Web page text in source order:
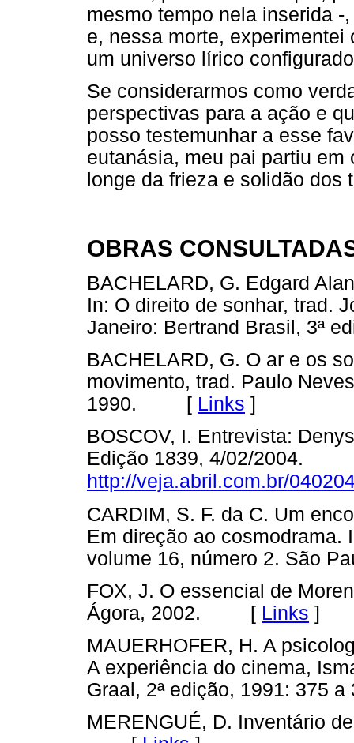
mesmo tempo nela inserida
e, nessa morte,
um universo lírico
Se considerarmos como
perspectivas para a ação e
posso testemunhar a esse
eutanásia, meu pai partiu
longe da frieza e solidão
OBRAS
BACHELARD, G. Edgard
In: O direito de sonhar, trad.
Janeiro: Bertrand Brasil,
BACHELARD, G. O ar e os
movimento, trad. Paulo
1990. [ Links ]
BOSCOV, I. Entrevista:
Edição 1839, 4/02/2004.
http://veja.abril.com.br/
CARDIM, S. F. da C. Um
Em direção ao cosmodrama.
volume 16, número 2.
FOX, J. O essencial de
Ágora, 2002. [ Links ]
MAUERHOFER, H. A
A experiência do cinema,
Graal, 2ª edição, 1991:
MERENGUÉ, D. Inventário